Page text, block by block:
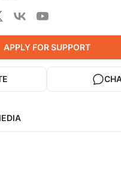
APPLY FOR SUPPORT